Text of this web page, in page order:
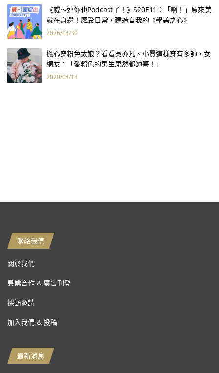
《威～連你也Podcast了！》S20E11：「啊！」原來美
就在身邊！感受日常，建造自我的《學美之心》
2026/04/30
擔心穿粉色太娘？看看吳亦凡、小賈這樣穿有多帥，女
網友：「愛粉色的男生果然都帥哥！」
2020/04/14
聯絡我們
關於我們
異業合作 & 廣告刊登
採訪邀請
加入我們 & 投稿
最新消息